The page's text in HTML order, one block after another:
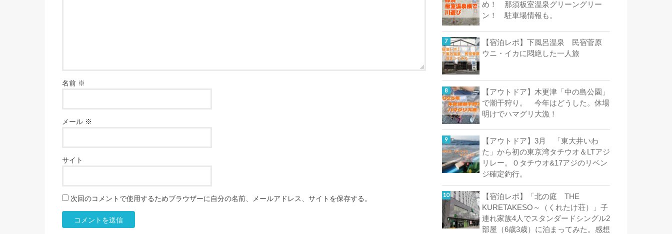
名前 ※
メール ※
サイト
次回のコメントで使用するためブラウザーに自分の名前、メールアドレス、サイトを保存する。
め！ 那須板室温泉グリーングリー
ン！ 駐車場情報も。
【宿泊レポ】下風呂温泉 民宿菅原
ウニ・イカに悶絶した一人旅
【アウトドア】木更津「中の島公園」
で潮干狩り。 今年はどうした。休場
明けでハマグリ大漁！
【アウトドア】3月 「東大井いわ
た」から初の東京湾タチウオ＆LTアジ
リレー。０タチウオ&17アジのリベン
ジ確定釣行。
【宿泊レポ】「北の庭 THE
KURETAKESO～（くれたけ荘）」子
連れ家族4人でスタンダードシングル2
部屋（6歳3歳）に泊まってみた。感想